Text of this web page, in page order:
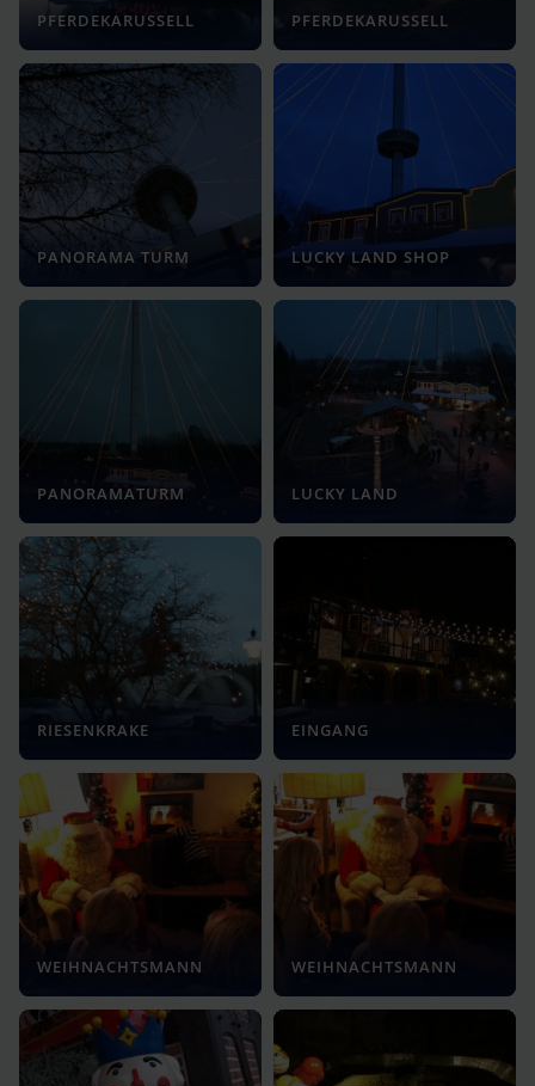
PFERDEKARUSSELL PFERDEKARUSSELL
PANORAMA TURM LUCKY LAND SHOP
PANORAMATURM LUCKY LAND
RIESENKRAKE EINGANG
WEIHNACHTSMANN WEIHNACHTSMANN